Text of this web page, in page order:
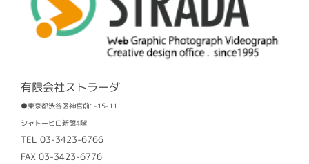
有限会社ストラーダ
●東京都渋谷区神宮前1-15-11
シャトーヒロ新館4階
TEL 03-3423-6766
FAX 03-3423-6776